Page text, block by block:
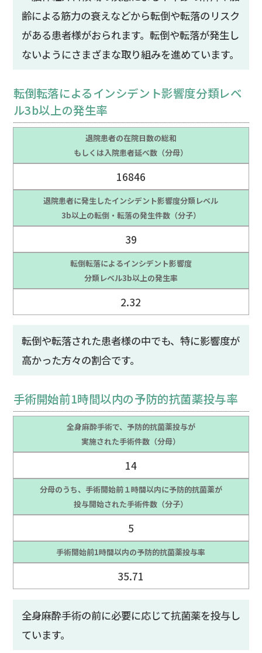
齢による筋力の衰えなどから転倒や転落のリスク
がある患者様がおられます。転倒や転落が発生し
ないようにさまざまな取り組みを進めています。
転倒転落によるインシデント影響度分類レベ
ル3b以上の発生率
退院患者の在院日数の総和
もしくは入院患者延べ数（分母）
16846
退院患者に発生したインシデント影響度分類レベル
3b以上の転倒・転落の発生件数（分子）
39
転倒転落によるインシデント影響度
分類レベル3b以上の発生率
2.32
転倒や転落された患者様の中でも、特に影響度が
高かった方々の割合です。
手術開始前1時間以内の予防的抗菌薬投与率
全身麻酔手術で、予防的抗菌薬投与が
実施された手術件数（分母）
14
分母のうち、手術開始前１時間以内に予防的抗菌薬が
投与開始された手術件数（分子）
5
手術開始前1時間以内の予防的抗菌薬投与率
35.71
全身麻酔手術の前に必要に応じて抗菌薬を投与し
ています。